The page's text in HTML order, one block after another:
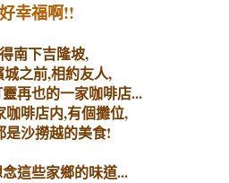
好幸福啊!!
南下吉隆坡,
之前,相約友人,
再也的一家咖啡店...
咖啡店内,有個攤位,
是沙撈越的美食!
這些家鄉的味道...